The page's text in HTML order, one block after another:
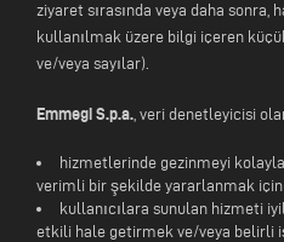
ziyaret sırasında veya daha
kullanılmak üzere bilgi içeren
ve/veya sayılar).
Emmegi S.p.a., veri denetleyicisi
hizmetlerinde gezinmeyi
verimli bir şekilde yararlanmak için
kullanıcılara sunulan hizmeti
etkili hale getirmek ve/veya belirli